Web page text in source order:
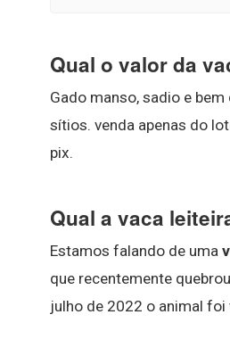
Qual o valor da
Gado manso, sadio e
sítios. venda apenas do
pix.
Qual a vaca
Estamos falando de uma
que recentemente
julho de 2022 o animal